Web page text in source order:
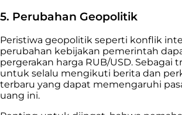
5. Perubahan Geopolitik
Peristiwa geopolitik seperti konflik
perubahan kebijakan pemerintah
pergerakan harga RUB/USD. Sebagai
untuk selalu mengikuti berita dan
terbaru yang dapat memengaruhi
uang ini.